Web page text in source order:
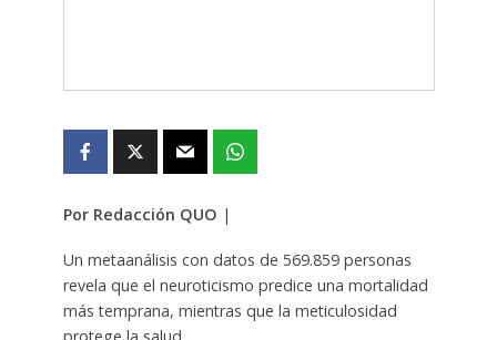
Por Redacción QUO |
Un metaanálisis con datos de 569.859 personas
revela que el neuroticismo predice una mortalidad
más temprana, mientras que la meticulosidad